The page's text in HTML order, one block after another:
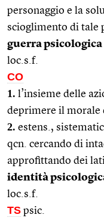
personaggio e la
scioglimento di tale
guerra psicologica
loc.s.f.
CO
1. l’insieme delle
deprimere il morale
2. estens.,
qcn. cercando di
approfittando dei
identità
loc.s.f.
TS psic.